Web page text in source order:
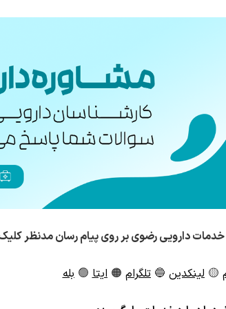
دارویی رضوی بر روی پیام رسان مدنظر
🟡لینکدین 🔵تلگرام 🟠ایتا🟢بله